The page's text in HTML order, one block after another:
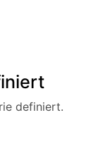
definiert.